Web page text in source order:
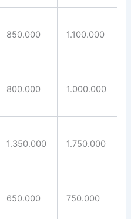
850.000 1.100.000
800.000 1.000.000
1.350.000 1.750.000
650.000 750.000